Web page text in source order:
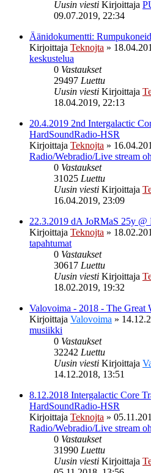
Uusin viesti Kirjoittaja
09.07.2019, 22:34
Äänidokumentti:
Kirjoittaja Teknojta »
keskustelua
0 Vastaukset
29497 Luettu
Uusin viesti Kirjoittaja
18.04.2019, 22:13
20.4.2019 2nd Intergalactic
HardSoundRadio-HSR
Kirjoittaja Teknojta »
Radio/Webradio/Live stream
0 Vastaukset
31025 Luettu
Uusin viesti Kirjoittaja
16.04.2019, 23:09
22.3.2019 dA JoRMaS 25y
Kirjoittaja Teknojta »
tapahtumat
0 Vastaukset
30617 Luettu
Uusin viesti Kirjoittaja
18.02.2019, 19:32
Valovoima - 2018 - The Great
Kirjoittaja Valovoima »
musiikki
0 Vastaukset
32242 Luettu
Uusin viesti Kirjoittaja
14.12.2018, 13:51
8.12.2018 Intergalactic Core
HardSoundRadio-HSR
Kirjoittaja Teknojta »
Radio/Webradio/Live stream
0 Vastaukset
31990 Luettu
Uusin viesti Kirjoittaja